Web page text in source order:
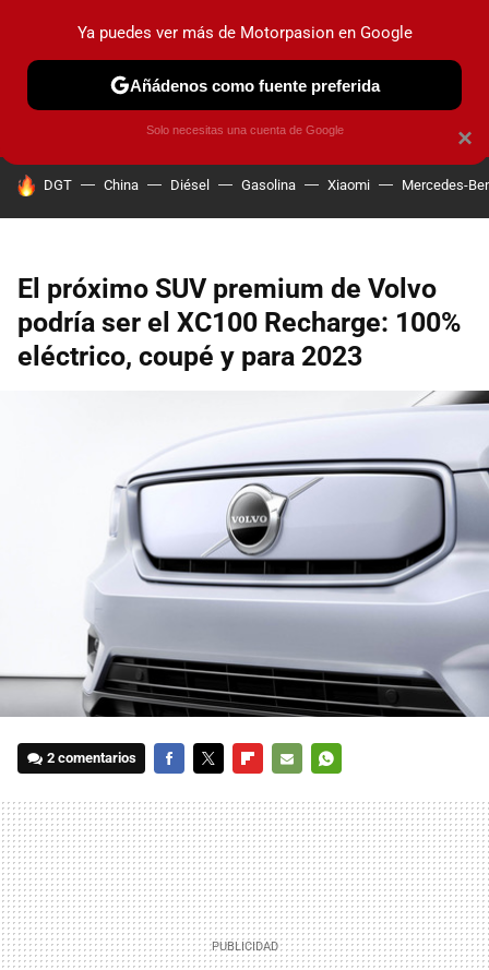
PRUEBAS COCHES ELÉCTRICOS OBSERVATORIO
HOY SE HABLA DE
DGT China Diésel Gasolina Xiaomi Mercedes-
El próximo SUV premium de Volvo
podría ser el XC100 Recharge: 100%
eléctrico, coupé y para 2023
2 comentarios
MAIL
×
Ya puedes ver más de Motorpasion en Google
Añádenos como fuente preferida
Solo necesitas una cuenta de Google